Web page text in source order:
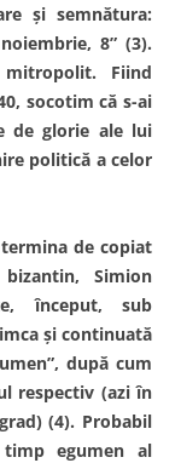
şi semnătura:
8” (3).
Fiind
socotim că s-ai
de glorie ale lui
politică a celor
de copiat
Simion
început, sub
şi continuată
după cum
respectiv (azi în
(4). Probabil
egumen al